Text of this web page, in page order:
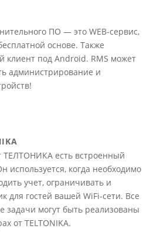
ПО — это WEB-сервис,
основе. Также
клиент под Android. RMS может
администрирование и
ТЕЛТОНИКА есть встроенный
используется, когда необходимо
учет, ограничивать и
для гостей вашей WiFi-сети. Все
задачи могут быть реализованы
от TELTONIKA.